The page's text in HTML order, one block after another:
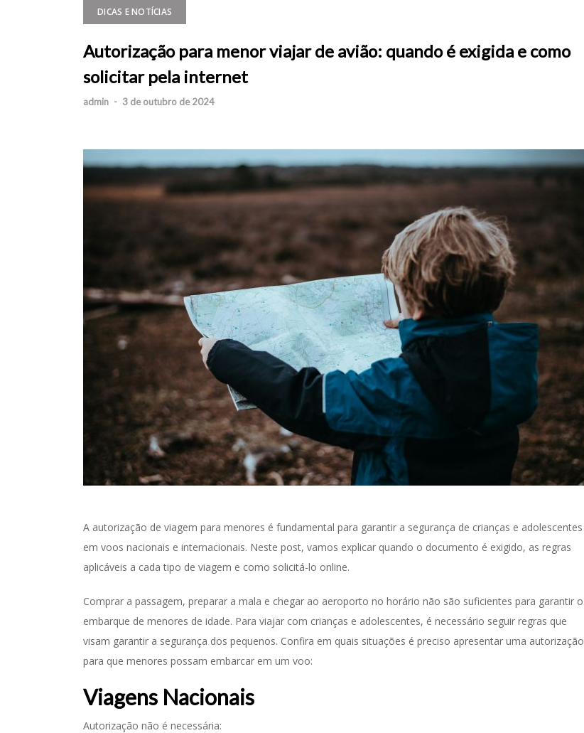
DICAS E NOTÍCIAS
Autorização para menor viajar de avião: quando é exigida e como
solicitar pela internet
admin - 3 de outubro de 2024
A autorização de viagem para menores é fundamental para garantir a segurança de crianças e adolescentes
em voos nacionais e internacionais. Neste post, vamos explicar quando o documento é exigido, as regras
aplicáveis a cada tipo de viagem e como solicitá-lo online.
Comprar a passagem, preparar a mala e chegar ao aeroporto no horário não são suficientes para garantir o
embarque de menores de idade. Para viajar com crianças e adolescentes, é necessário seguir regras que
visam garantir a segurança dos pequenos. Confira em quais situações é preciso apresentar uma autorização
para que menores possam embarcar em um voo:
Viagens Nacionais
Autorização não é necessária: